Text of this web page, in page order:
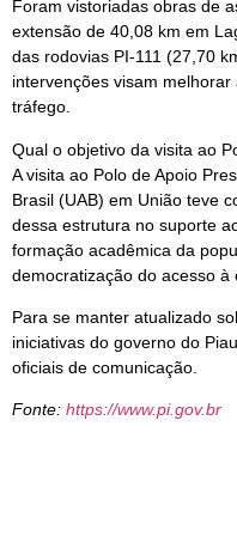
Foram vistoriadas obras de
extensão de 40,08 km em
das rodovias PI-111 (27,70
intervenções visam
tráfego.
Qual o objetivo da visita ao
A visita ao Polo de Apoio
Brasil (UAB) em União teve
dessa estrutura no suporte
formação acadêmica da
democratização do acesso à
Para se manter atualizado
iniciativas do governo do
oficiais de comunicação.
Fonte: https://www.pi.gov.br